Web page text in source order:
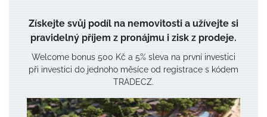
Získejte svůj podíl na nemovitosti a užívejte si
pravidelný příjem z pronájmu i zisk z prodeje.
Welcome bonus 500 Kč a 5% sleva na první investici
při investici do jednoho měsíce od registrace s kódem
TRADECZ.